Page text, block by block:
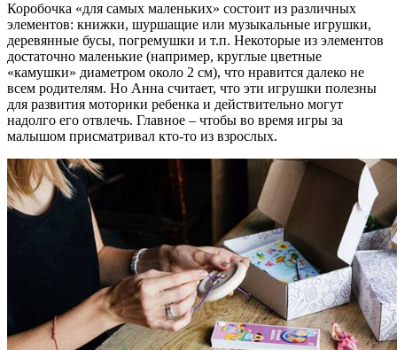
Коробочка «для самых маленьких» состоит из различных
элементов: книжки, шуршащие или музыкальные игрушки,
деревянные бусы, погремушки и т.п. Некоторые из элементов
достаточно маленькие (например, круглые цветные
«камушки» диаметром около 2 см), что нравится далеко не
всем родителям. Но Анна считает, что эти игрушки полезны
для развития моторики ребенка и действительно могут
надолго его отвлечь. Главное – чтобы во время игры за
малышом присматривал кто-то из взрослых.